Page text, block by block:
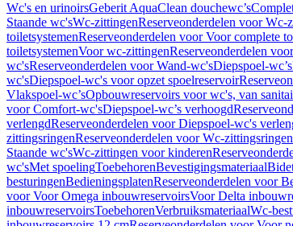
Wc's en urinoirsGeberit AquaClean douchewc’s
Staande wc'sWc-zittingenReserveonderdelen voor Wc-
toiletsystemenReserveonderdelen voor Voor complete
toiletsystemenVoor wc-zittingenReserveonderdelen
wc'sReserveonderdelen voor Wand-wc'sDiepspoel-wc’s
wc'sDiepspoel-wc's voor opzet spoelreservoir
Vlakspoel-wc’sOpbouwreservoirs voor wc's, van
voor Comfort-wc'sDiepspoel-wc’s verhoogd
verlengdReserveonderdelen voor Diepspoel-wc's
zittingsringenReserveonderdelen voor Wc-zittingsringen
Staande wc'sWc-zittingen voor kinderen
wc'sMet spoelingToebehorenBevestigingsmateriaal
besturingenBedieningsplatenReserveonderdelen voor
voor Voor Omega inbouwreservoirsVoor Delta
inbouwreservoirsToebehorenVerbruiksmateriaalWc-